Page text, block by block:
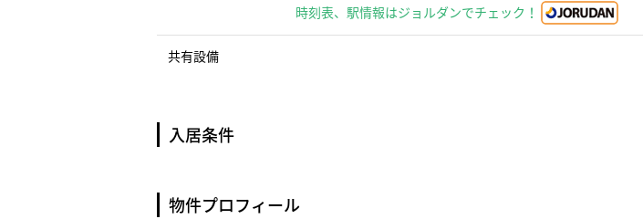
時刻表、駅情報はジョルダンでチェック！
共有設備
入居条件
物件プロフィール